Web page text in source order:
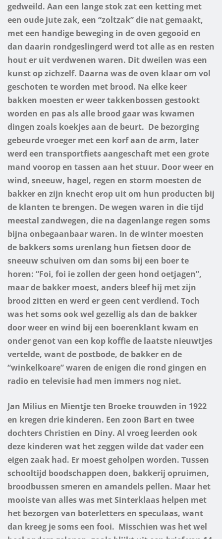
gedweild. Aan een lange stok zat een ketting met
een oude jute zak, een “zoltzak” die nat gemaakt,
met een handige beweging in de oven gegooid en
dan daarin rondgeslingerd werd tot alle as en resten
hout er uit verdwenen waren. Dit dweilen was een
kunst op zichzelf. Daarna was de oven klaar om vol
geschoten te worden met brood. Na elke keer
bakken moesten er weer takkenbossen gestookt
worden en pas als alle brood gaar was kwamen
dingen zoals koekjes aan de beurt. De bezorging
gebeurde vroeger met een korf aan de arm, later
werd een transportfiets aangeschaft met een grote
mand voorop en tassen aan het stuur. Door weer en
wind, sneeuw, hagel, regen en storm moesten de
bakker en zijn knecht erop uit om hun producten bij
de klanten te brengen. De wegen waren in die tijd
meestal zandwegen, die na dagenlange regen soms
bijna onbegaanbaar waren. In de winter moesten
de bakkers soms urenlang hun fietsen door de
sneeuw schuiven om dan soms bij een boer te
horen: “Foi, foi ie zollen der geen hond oetjagen”,
maar de bakker moest, anders bleef hij met zijn
brood zitten en werd er geen cent verdiend. Toch
was het soms ook wel gezellig als dan de bakker
door weer en wind bij een boerenklant kwam en
onder genot van een kop koffie de laatste nieuwtjes
vertelde, want de postbode, de bakker en de
“winkelkoare” waren de enigen die rond gingen en
radio en televisie had men immers nog niet.
Jan Milius en Mientje ten Broeke trouwden in 1922
en kregen drie kinderen. Een zoon Bart en twee
dochters Christien en Diny. Al vroeg leerden ook
deze kinderen wat het zeggen wilde dat vader een
eigen zaak had. Er moest geholpen worden. Tussen
schooltijd boodschappen doen, bakkerij opruimen,
broodbussen smeren en amandels pellen. Maar het
mooiste van alles was met Sinterklaas helpen met
het bezorgen van boterletters en speculaas, want
dan kreeg je soms een fooi. Misschien was het wel